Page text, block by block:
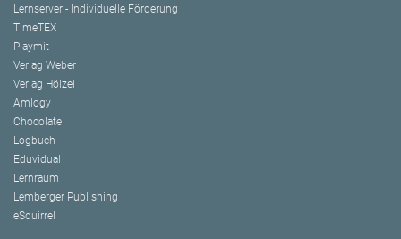
Lernserver - Individuelle Förderung
TimeTEX
Playmit
Verlag Weber
Verlag Hölzel
Amlogy
Chocolate
Logbuch
Eduvidual
Lernraum
Lemberger Publishing
eSquirrel